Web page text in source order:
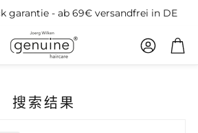
garantie - ab 69€ versandfrei in DE
账户 购
搜索结果